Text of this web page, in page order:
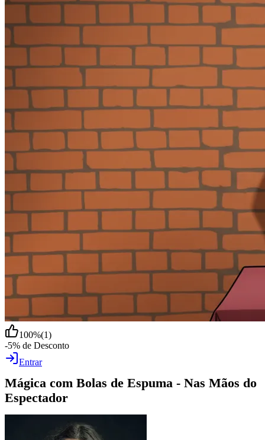
100%(1)
-5% de Desconto
Entrar
Mágica com Bolas de Espuma - Nas Mãos do
Espectador